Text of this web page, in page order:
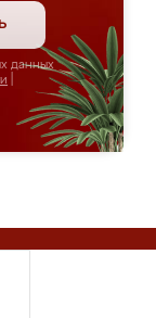
данных